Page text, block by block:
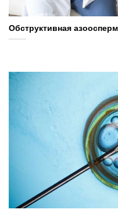
Обструктивная